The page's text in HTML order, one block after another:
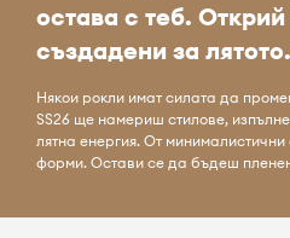
остава с теб.
създадени за лятото.
Някои рокли имат силата да
SS26 ще намериш стилове,
лятна енергия. От
форми. Остави се да бъдеш